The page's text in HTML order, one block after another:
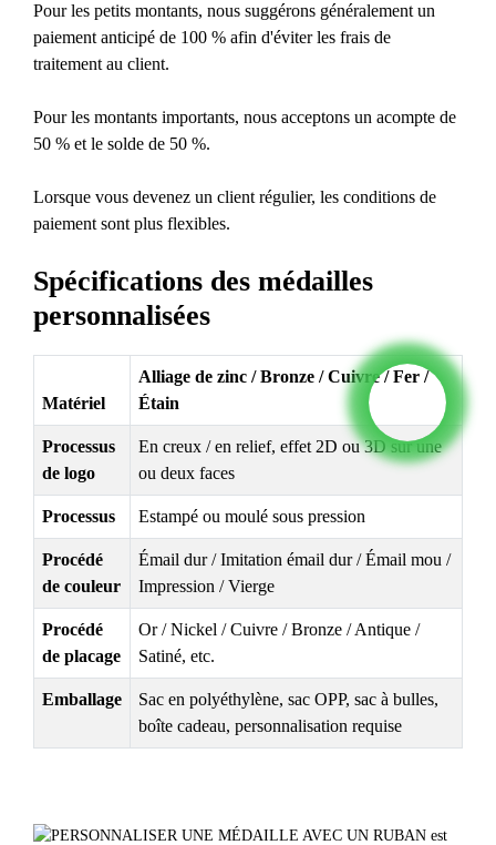
Pour les petits montants, nous suggérons généralement un
paiement anticipé de 100 % afin d'éviter les frais de
traitement au client.
Pour les montants importants, nous acceptons un acompte de
50 % et le solde de 50 %.
Lorsque vous devenez un client régulier, les conditions de
paiement sont plus flexibles.
Spécifications des médailles
personnalisées
Matériel
Alliage de zinc / Bronze / Cuivre / Fer /
Étain
Processus
de logo
En creux / en relief, effet 2D ou 3D sur une
ou deux faces
Processus Estampé ou moulé sous pression
Procédé
de couleur
Émail dur / Imitation émail dur / Émail mou /
Impression / Vierge
Procédé
de placage
Or / Nickel / Cuivre / Bronze / Antique /
Satiné, etc.
Emballage
Sac en polyéthylène, sac OPP, sac à bulles,
boîte cadeau, personnalisation requise